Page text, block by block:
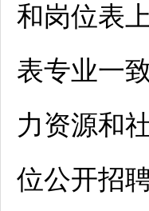
和岗位表
表专业一
力资源和
位公开招